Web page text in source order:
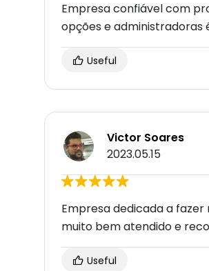
Empresa confiável com
opções e administradoras
Useful
Victor Soares
2023.05.15
Empresa dedicada a fazer
muito bem atendido e
Useful